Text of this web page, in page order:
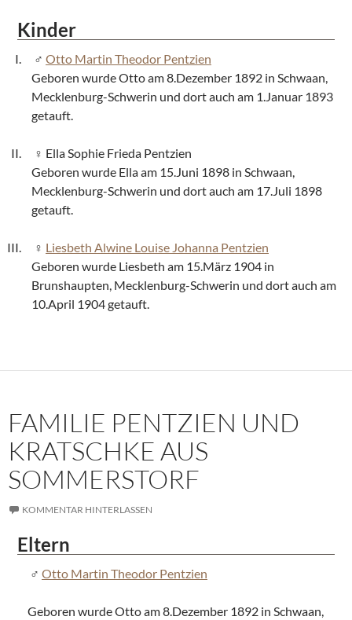
Kinder
Otto Martin Theodor Pentzien
Geboren wurde Otto am 8.Dezember 1892 in Schwaan,
Mecklenburg-Schwerin und dort auch am 1.Januar 1893
getauft.
Ella Sophie Frieda Pentzien
Geboren wurde Ella am 15.Juni 1898 in Schwaan,
Mecklenburg-Schwerin und dort auch am 17.Juli 1898
getauft.
Liesbeth Alwine Louise Johanna Pentzien
Geboren wurde Liesbeth am 15.März 1904 in
Brunshaupten, Mecklenburg-Schwerin und dort auch am
10.April 1904 getauft.
FAMILIE PENTZIEN UND
KRATSCHKE AUS
SOMMERSTORF
KOMMENTAR HINTERLASSEN
Eltern
Otto Martin Theodor Pentzien
Geboren wurde Otto am 8.Dezember 1892 in Schwaan,